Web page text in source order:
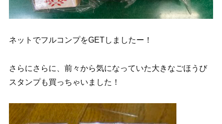
ネットでフルコンプをGETしましたー！
さらにさらに、前々から気になっていた大きなごほうび
スタンプも買っちゃいました！